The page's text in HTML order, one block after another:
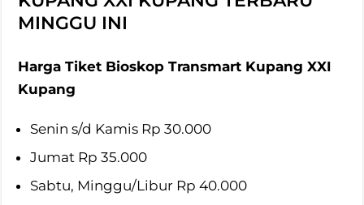
MINGGU INI
Harga Tiket Bioskop Transmart Kupang XXI
Kupang
Senin s/d Kamis Rp 30.000
Jumat Rp 35.000
Sabtu, Minggu/Libur Rp 40.000